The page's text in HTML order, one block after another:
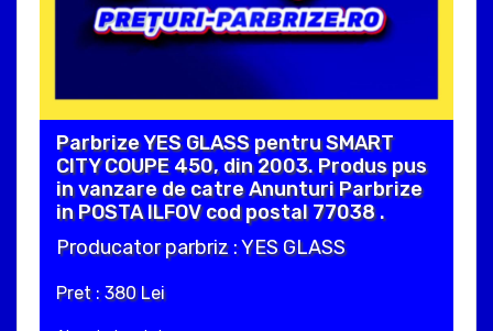
Parbrize YES GLASS pentru SMART
CITY COUPE 450, din 2003. Produs pus
in vanzare de catre Anunturi Parbrize
in POSTA ILFOV cod postal 77038 .
Producator parbriz : YES GLASS
Pret : 380 Lei